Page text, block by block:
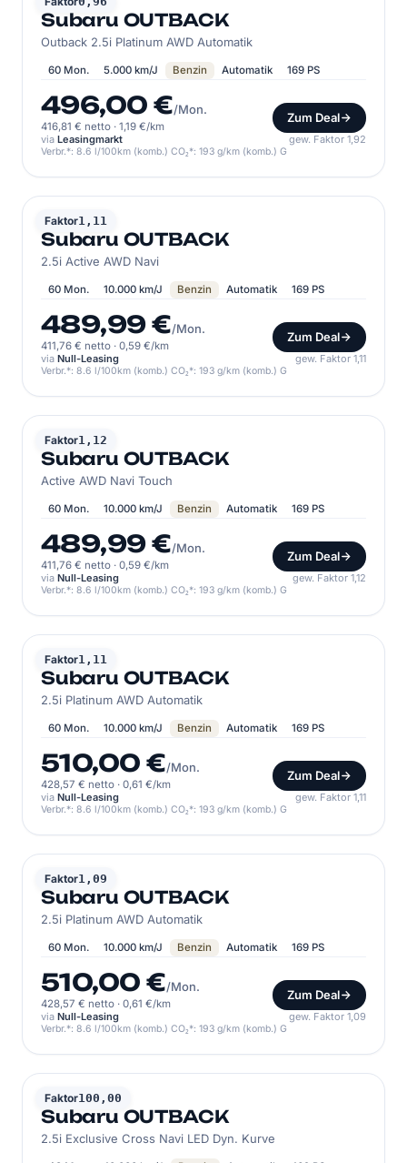
Subaru OUTBACK
Outback 2.5i Platinum AWD Automatik
60 Mon. 5.000 km/J Benzin Automatik 169 PS
496,00 €/Mon.
416,81 € netto · 1,19 €/km
Zum Deal
via Leasingmarkt gew. Faktor 1,92
Verbr.*: 8.6 l/100km (komb.) CO₂*: 193 g/km (komb.) G
Faktor1,11
SUBARU
Subaru OUTBACK
2.5i Active AWD Navi
60 Mon. 10.000 km/J Benzin Automatik 169 PS
489,99 €/Mon.
411,76 € netto · 0,59 €/km
Zum Deal
via Null-Leasing gew. Faktor 1,11
Verbr.*: 8.6 l/100km (komb.) CO₂*: 193 g/km (komb.) G
Faktor1,12
SUBARU
Subaru OUTBACK
Active AWD Navi Touch
60 Mon. 10.000 km/J Benzin Automatik 169 PS
489,99 €/Mon.
411,76 € netto · 0,59 €/km
Zum Deal
via Null-Leasing gew. Faktor 1,12
Verbr.*: 8.6 l/100km (komb.) CO₂*: 193 g/km (komb.) G
Faktor1,11
SUBARU
Subaru OUTBACK
2.5i Platinum AWD Automatik
60 Mon. 10.000 km/J Benzin Automatik 169 PS
510,00 €/Mon.
428,57 € netto · 0,61 €/km
Zum Deal
via Null-Leasing gew. Faktor 1,11
Verbr.*: 8.6 l/100km (komb.) CO₂*: 193 g/km (komb.) G
Faktor1,09
SUBARU
Subaru OUTBACK
2.5i Platinum AWD Automatik
60 Mon. 10.000 km/J Benzin Automatik 169 PS
510,00 €/Mon.
428,57 € netto · 0,61 €/km
Zum Deal
via Null-Leasing gew. Faktor 1,09
Verbr.*: 8.6 l/100km (komb.) CO₂*: 193 g/km (komb.) G
Faktor100,00
SUBARU
Subaru OUTBACK
2.5i Exclusive Cross Navi LED Dyn. Kurve